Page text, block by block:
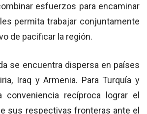
esfuerzos para encaminar
permita trabajar conjuntamente
de pacificar la región.
se encuentra dispersa en países
Iraq y Armenia. Para Turquía y
conveniencia recíproca lograr el
sus respectivas fronteras ante el